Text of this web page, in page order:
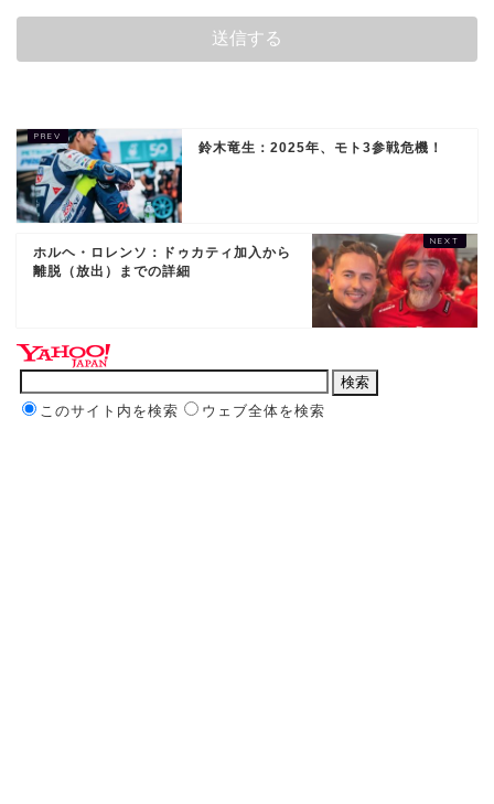
鈴木竜生：2025年、モト3参戦危機！
ホルヘ・ロレンソ：ドゥカティ加入から
離脱（放出）までの詳細
このサイト内を検索 ウェブ全体を検索